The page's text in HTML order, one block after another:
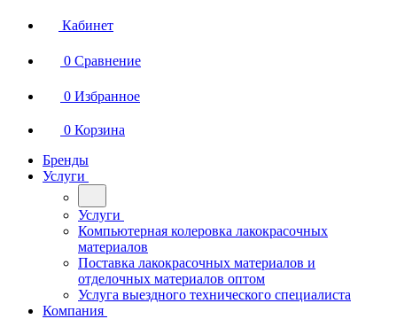
Кабинет
0 Сравнение
0 Избранное
0 Корзина
Бренды
Услуги
Услуги
Компьютерная колеровка лакокрасочных
материалов
Поставка лакокрасочных материалов и
отделочных материалов оптом
Услуга выездного технического специалиста
Компания